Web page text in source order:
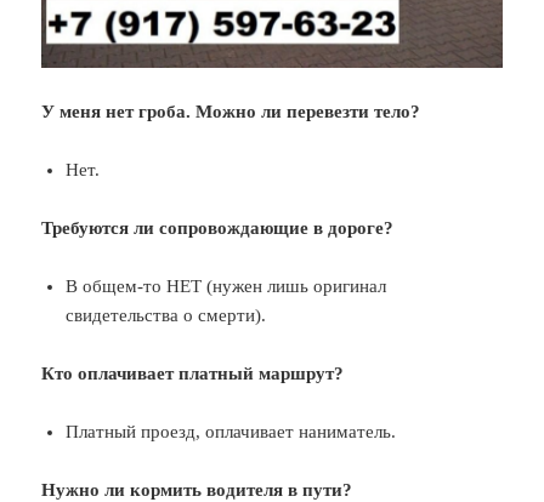
У меня нет гроба. Можно ли перевезти тело?
Нет.
Требуются ли сопровождающие в дороге?
В общем-то НЕТ (нужен лишь оригинал
свидетельства о смерти).
Кто оплачивает платный маршрут?
Платный проезд, оплачивает наниматель.
Нужно ли кормить водителя в пути?